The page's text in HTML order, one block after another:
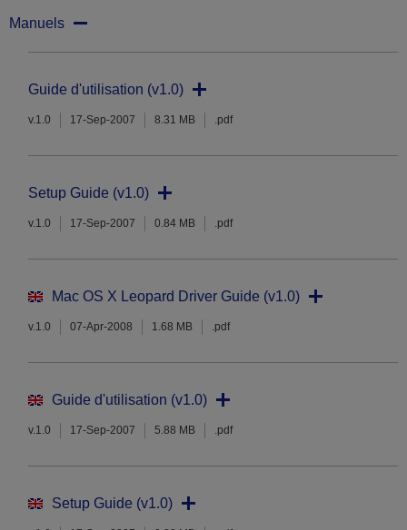
Manuels
Guide d'utilisation (v1.0)
v.1.0 17-Sep-2007 8.31 MB .pdf
Setup Guide (v1.0)
v.1.0 17-Sep-2007 0.84 MB .pdf
Mac OS X Leopard Driver Guide (v1.0)
v.1.0 07-Apr-2008 1.68 MB .pdf
Guide d'utilisation (v1.0)
v.1.0 17-Sep-2007 5.88 MB .pdf
Setup Guide (v1.0)